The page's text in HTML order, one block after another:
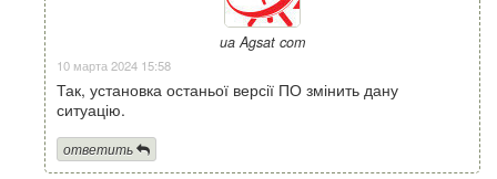
ua Agsat com
10 марта 2024 15:58
Так, установка останьої версії ПО змінить дану
ситуацію.
ответить